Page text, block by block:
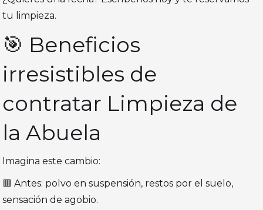
tu limpieza.
🎯 Beneficios
irresistibles de
contratar Limpieza de
la Abuela
Imagina este cambio:
🟥 Antes: polvo en suspensión, restos por el suelo,
sensación de agobio.